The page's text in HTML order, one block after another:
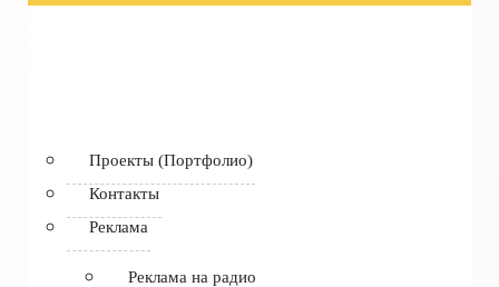
Проекты (Портфолио)
Контакты
Реклама
Реклама на радио